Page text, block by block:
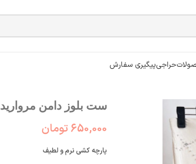
حراجیپیگیری سفارش
ست بلوز دامن مروارید
650,000تومان
پارچه کشی نرم و لطیف